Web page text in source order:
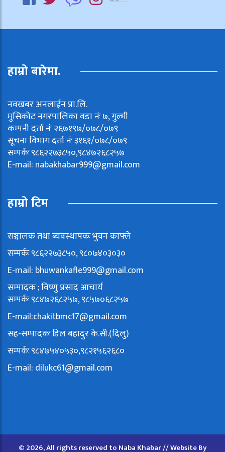
हाम्रो बारेमा.
नवखबर अनलाईन प्रा.लि.
मुसिकोट नगरपालिका वडा नंः ७, गुल्मी
कम्पनी दर्ता नंः २६७१९७/०७८/०७९
सूचना विभाग दर्ता नंः ३१६१/०७८/०७९
सम्पर्कः ९८६२२७३८५०,९८४७२६८२५७
E-mail: nabakhabar999@gmail.com
हाम्रो टिम
सञ्चालक तथा ब्यवस्थापकः भुवन काफ्ले
सम्पर्कः ९८६२२७३८५०, ९८०७४०३०३०
E-mail: bhuwankafle999@gmail.com
सम्पादक ; विष्णु प्रसाद आचार्य
सम्पर्कः ९८४७२६८२५७, ९८५७०६८२५७
E-mail:chakitbmc17@gmail.com
सह-सम्पादकः डिल बहादुर के.सी.(दिलु)
सम्पर्कः ९८४७५४०५३०,९८२१५६२६८०
E-mail: dilukc61@gmail.com
© 2026, All rights reserved to Naba Khabar // Website By